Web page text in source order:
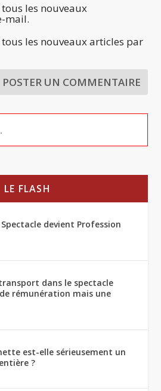
les nouveaux
mail.
les nouveaux articles par
LE FLASH
devient Profession
dans le spectacle
rémunération mais une
est-elle sérieusement un
?